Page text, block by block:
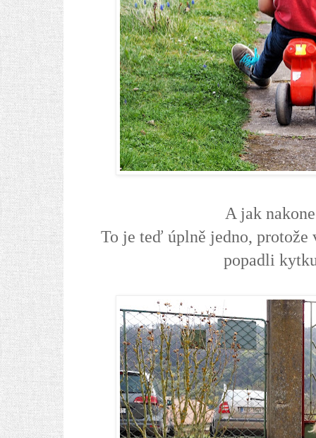
A jak
To je teď úplně jedno, protože
popadli